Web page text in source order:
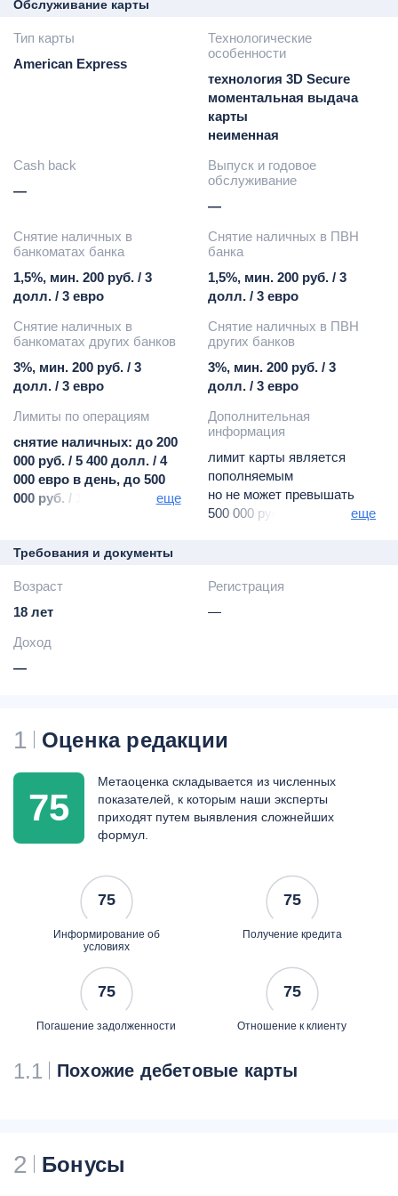
Обслуживание карты
Тип карты
American Express
Технологические
особенности
технология 3D Secure
моментальная выдача
карты
неименная
Cash back
—
Выпуск и годовое
обслуживание
—
Снятие наличных в
банкоматах банка
1,5%, мин. 200 руб. / 3
долл. / 3 евро
Снятие наличных в ПВН
банка
1,5%, мин. 200 руб. / 3
долл. / 3 евро
Снятие наличных в
банкоматах других банков
3%, мин. 200 руб. / 3
долл. / 3 евро
Снятие наличных в ПВН
других банков
3%, мин. 200 руб. / 3
долл. / 3 евро
Лимиты по операциям
снятие наличных: до 200
000 руб. / 5 400 долл. / 4
000 евро в день, до 500
000 руб. / 13 500 долл. /еще
Дополнительная
информация
лимит карты является
пополняемым
но не может превышать
500 000 руб. (эквивалент)
на сайте www.rs-express.ru
руб. / 1 долл. / 1 евро
3 евро
American Express Selects и
«Клуб скидок»
предложения на
а также оформление
страхового полиса со
туристическом портале
страховые программы от
еще
Требования и документы
Возраст
18 лет
Регистрация
—
Доход
—
1 Оценка редакции
75
Метаоценка складывается из численных
показателей, к которым наши эксперты
приходят путем выявления сложнейших
формул.
75
Информирование об
условиях
75
Получение кредита
75
Погашение задолженности
75
Отношение к клиенту
1.1 Похожие дебетовые карты
2 Бонусы